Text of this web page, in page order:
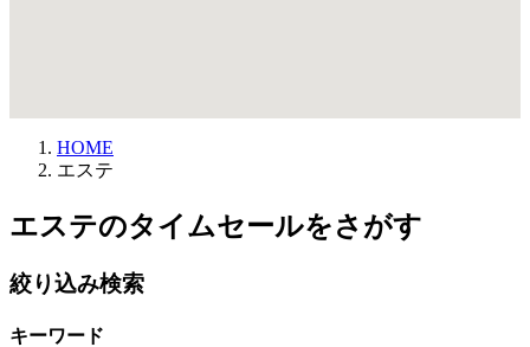
HOME
エステ
エステのタイムセールをさがす
絞り込み検索
キーワード